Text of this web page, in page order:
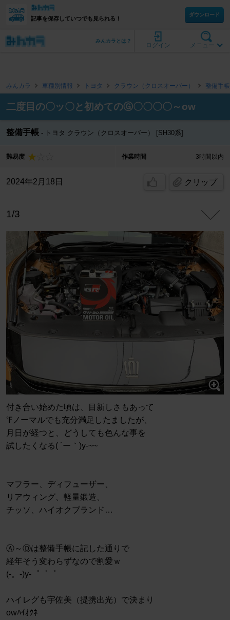
記事を保存していつでも見られる！
ダウンロード
メニュー
ログイン
みんカラとは？
みんカラ 車種別情報 トヨタ クラウン（クロスオーバー） 整備手帳
二度目の〇ッ〇と初めてのⒼ〇〇〇〇～ow
整備手帳 トヨタ クラウン（クロスオーバー） [SH30系]
難易度 作業時間 3時間以内
2024年2月18日 クリップ
1/3
付き合い始めた頃は、目新しさもあって
℉ノーマルでも充分満足したましたが、
月日が経つと、どうしても色んな事を
試したくなる( ´ー｀)y-~~
マフラー、ディフューザー、
リアウィング、軽量鍛造、
チッソ、ハイオクブランド…
Ⓐ～Ⓓは整備手帳に記した通りで
経年そう変わらずなので割愛ｗ
(-。-)y-゜゜゜
ハイレグも宇佐美（提携出光）で決まり
owﾊｲｵｸﾈ